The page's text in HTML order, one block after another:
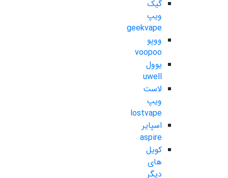
گیک
ویپ
geekvape
ووپو
voopoo
یوول
uwell
لاست
ویپ
lostvape
اسپایر
aspire
کویل
های
دیگر